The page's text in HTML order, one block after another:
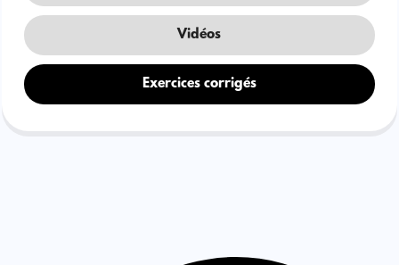
Vidéos
Exercices corrigés